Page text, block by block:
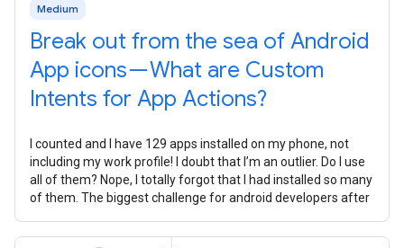
Medium
Break out from the sea of Android
App icons — What are Custom
Intents for App Actions?
I counted and I have 129 apps installed on my phone, not
including my work profile! I doubt that I’m an outlier. Do I use
all of them? Nope, I totally forgot that I had installed so many
of them. The biggest challenge for android developers after